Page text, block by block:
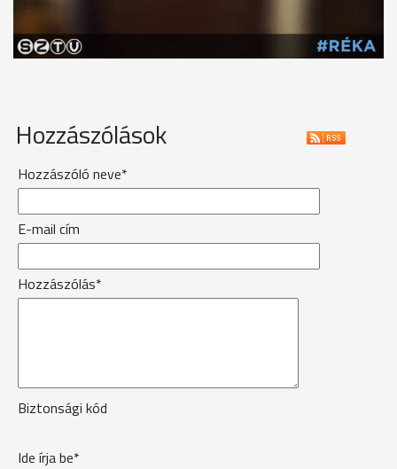
Hozzászólások
Hozzászóló neve*
E-mail cím
Hozzászólás*
Biztonsági kód
Ide írja be*